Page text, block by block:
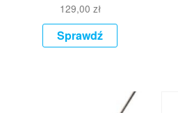
129,00 zł
Sprawdź